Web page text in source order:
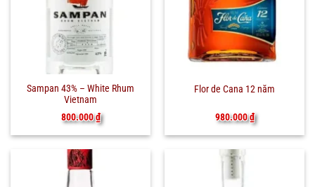
Sampan 43% – White Rhum
Vietnam
800.000₫
Flor de Cana 12 năm
980.000₫